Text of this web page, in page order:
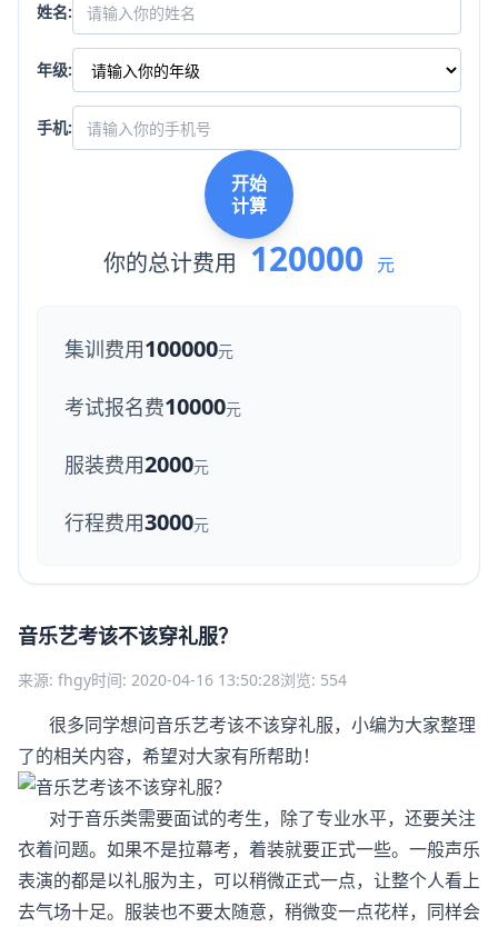
姓名:
年级:
手机:
开始
计算
你的总计费用 120000 元
集训费用100000元
考试报名费10000元
服装费用2000元
行程费用3000元
音乐艺考该不该穿礼服？
来源: fhgy时间: 2020-04-16 13:50:28浏览: 554
很多同学想问音乐艺考该不该穿礼服，小编为大家整理
了的相关内容，希望对大家有所帮助！
对于音乐类需要面试的考生，除了专业水平，还要关注
衣着问题。如果不是拉幕考，着装就要正式一些。一般声乐
表演的都是以礼服为主，可以稍微正式一点，让整个人看上
去气场十足。服装也不要太随意，稍微变一点花样，同样会